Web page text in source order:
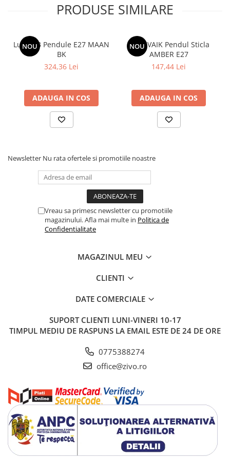
PRODUSE SIMILARE
NOU
Lustra 3 Pendule E27 MAAN
BK
324,36 Lei
ADAUGA IN COS
NOU
MEREVAIK Pendul Sticla
AMBER E27
147,44 Lei
ADAUGA IN COS
Newsletter Nu rata ofertele si promotiile noastre
Vreau sa primesc newsletter cu promotiile
magazinului. Afla mai multe in Politica de
Confidentialitate
MAGAZINUL MEU
CLIENTI
DATE COMERCIALE
SUPORT CLIENTI LUNI-VINERI 10-17
TIMPUL MEDIU DE RASPUNS LA EMAIL ESTE DE 24 DE ORE
0775388274
office@zivo.ro